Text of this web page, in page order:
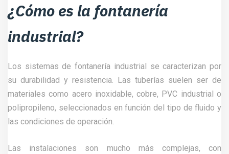
¿Cómo es la fontanería
industrial?
Los sistemas de fontanería industrial se caracterizan por
su durabilidad y resistencia. Las tuberías suelen ser de
materiales como acero inoxidable, cobre, PVC industrial o
polipropileno, seleccionados en función del tipo de fluido y
las condiciones de operación.
Las instalaciones son mucho más complejas, con